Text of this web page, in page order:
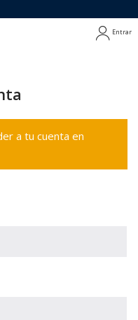
Entrar
a tu cuenta en